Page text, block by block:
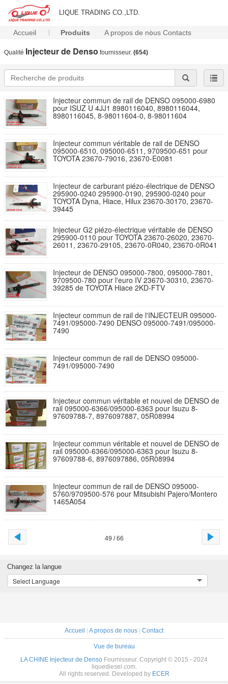
LIQUE TRADING CO.,LTD.
Accueil Produits A propos de nous Contacts
Qualité Injecteur de Denso fournisseur. (654)
Injecteur commun de rail de DENSO 095000-6980
pour ISUZ U 4JJ1 8980116040, 8980116044,
8980116045, 8-98011604-0, 8-98011604
Injecteur commun véritable de rail de DENSO
095000-6510, 095000-6511, 9709500-651 pour
TOYOTA 23670-79016, 23670-E0081
Injecteur de carburant piézo-électrique de DENSO
295900-0240 295900-0190, 295900-0240 pour
TOYOTA Dyna, Hiace, Hilux 23670-30170, 23670-
39445
Injecteur G2 piézo-électrique véritable de DENSO
295900-0110 pour TOYOTA 23670-26020, 23670-
26011, 23670-29105, 23670-0R040, 23670-0R041
Injecteur de DENSO 095000-7800, 095000-7801,
9709500-780 pour l'euro IV 23670-30310, 23670-
39285 de TOYOTA Hiace 2KD-FTV
Injecteur commun de rail de l'INJECTEUR 095000-
7491/095000-7490 DENSO 095000-7491/095000-
7490
Injecteur commun de rail de DENSO 095000-
7491/095000-7490
Injecteur commun véritable et nouvel de DENSO de
rail 095000-6366/095000-6363 pour Isuzu 8-
97609788-7, 8976097887, 05R08994
Injecteur commun véritable et nouvel de DENSO de
rail 095000-6366/095000-6363 pour Isuzu 8-
97609788-6, 8976097886, 05R08994
Injecteur commun de rail de DENSO 095000-
5760/9709500-576 pour Mitsubishi Pajero/Montero
1465A054
49 / 66
Changez la langue
Select Language
Accueil A propos de nous Contact
Vue de bureau
LA CHINE Injecteur de Denso Fournisseur. Copyright © 2015 - 2024
liquediesel.com.
All rights reserved. Developed by ECER